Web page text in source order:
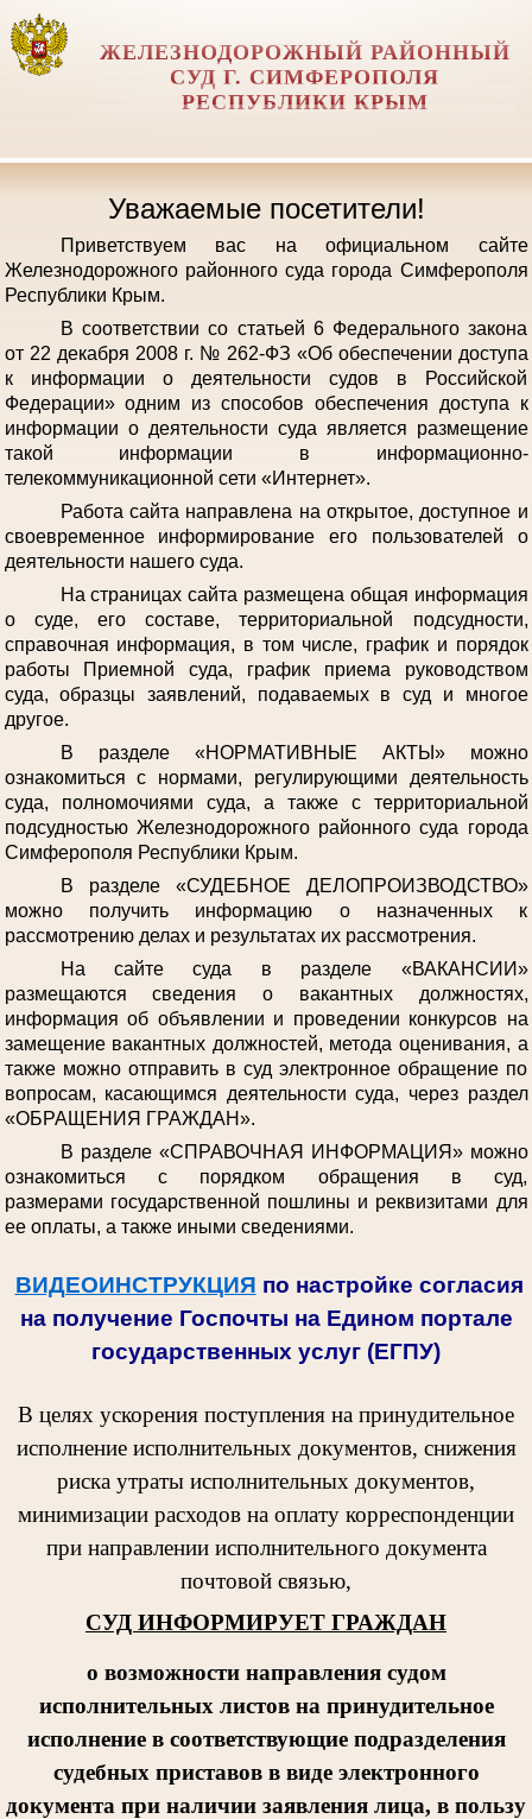
ЖЕЛЕЗНОДОРОЖНЫЙ РАЙОННЫЙ
СУД Г. СИМФЕРОПОЛЯ
РЕСПУБЛИКИ КРЫМ
Уважаемые посетители!
Приветствуем вас на официальном сайте
Железнодорожного районного суда города Симферополя
Республики Крым.
В соответствии со статьей 6 Федерального закона
от 22 декабря 2008 г. № 262-ФЗ «Об обеспечении доступа
к информации о деятельности судов в Российской
Федерации» одним из способов обеспечения доступа к
информации о деятельности суда является размещение
такой информации в информационно-
телекоммуникационной сети «Интернет».
Работа сайта направлена на открытое, доступное и
своевременное информирование его пользователей о
деятельности нашего суда.
На страницах сайта размещена общая информация
о суде, его составе, территориальной подсудности,
справочная информация, в том числе, график и порядок
работы Приемной суда, график приема руководством
суда, образцы заявлений, подаваемых в суд и многое
другое.
В разделе «НОРМАТИВНЫЕ АКТЫ» можно
ознакомиться с нормами, регулирующими деятельность
суда, полномочиями суда, а также с территориальной
подсудностью Железнодорожного районного суда города
Симферополя Республики Крым.
В разделе «СУДЕБНОЕ ДЕЛОПРОИЗВОДСТВО»
можно получить информацию о назначенных к
рассмотрению делах и результатах их рассмотрения.
На сайте суда в разделе «ВАКАНСИИ»
размещаются сведения о вакантных должностях,
информация об объявлении и проведении конкурсов на
замещение вакантных должностей, метода оценивания, а
также можно отправить в суд электронное обращение по
вопросам, касающимся деятельности суда, через раздел
«ОБРАЩЕНИЯ ГРАЖДАН».
В разделе «СПРАВОЧНАЯ ИНФОРМАЦИЯ» можно
ознакомиться с порядком обращения в суд,
размерами государственной пошлины и реквизитами для
ее оплаты, а также иными сведениями.
ВИДЕОИНСТРУКЦИЯ по настройке согласия
на получение Госпочты на Едином портале
государственных услуг (ЕГПУ)
В целях ускорения поступления на принудительное
исполнение исполнительных документов, снижения
риска утраты исполнительных документов,
минимизации расходов на оплату корреспонденции
при направлении исполнительного документа
почтовой связью,
СУД ИНФОРМИРУЕТ ГРАЖДАН
о возможности направления судом
исполнительных листов на принудительное
исполнение в соответствующие подразделения
судебных приставов в виде электронного
документа при наличии заявления лица, в пользу